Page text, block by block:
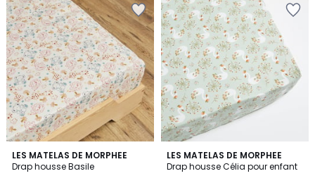
LES MATELAS DE MORPHEE
Drap housse Basile
LES MATELAS DE MORPHEE
Drap housse Célia pour enfant